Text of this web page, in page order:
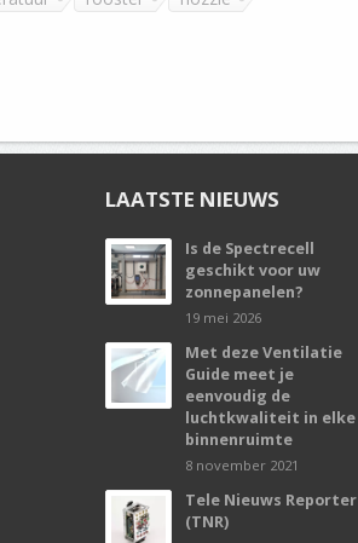
LAATSTE NIEUWS
Is de Spectrecell
geschikt voor uw
zonnepanelen?
19 mei 2026
Met deze Ventilatie
Guide meet je
eenvoudig de
luchtkwaliteit in elke
binnenruimte
8 november 2021
Tele Nieuws Reporter
(TNR)